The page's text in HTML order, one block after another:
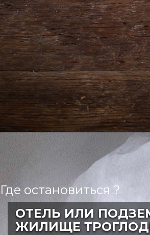
Где остановиться ?
ОТЕЛЬ ИЛИ
ЖИЛИЩЕ